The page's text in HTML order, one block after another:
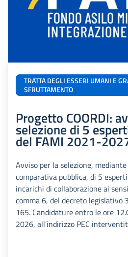
TRATTA DEGLI ESSERI UMANI E
SFRUTTAMENTO
Progetto COORDI:
selezione di 5
del FAMI 2021-
Avviso per la selezione,
comparativa pubblica, di 5
incarichi di collaborazione ai
comma 6, del decreto legislativo
165. Candidature entro le ore
2026, all’indirizzo PEC